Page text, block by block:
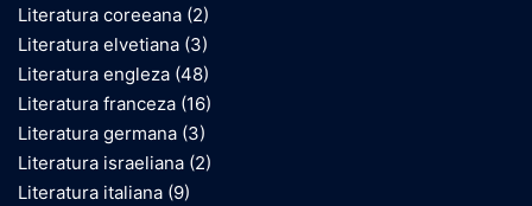
Literatura coreeana (2)
Literatura elvetiana (3)
Literatura engleza (48)
Literatura franceza (16)
Literatura germana (3)
Literatura israeliana (2)
Literatura italiana (9)